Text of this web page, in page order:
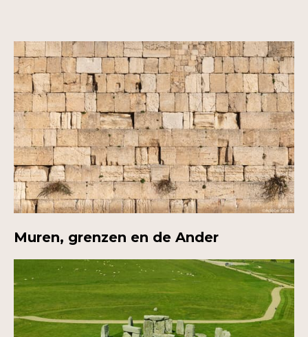
Muren, grenzen en de Ander